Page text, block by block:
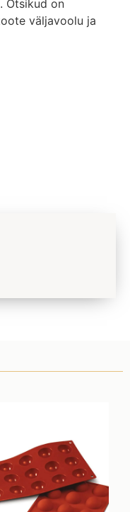
Otsikud on
väljavoolu ja